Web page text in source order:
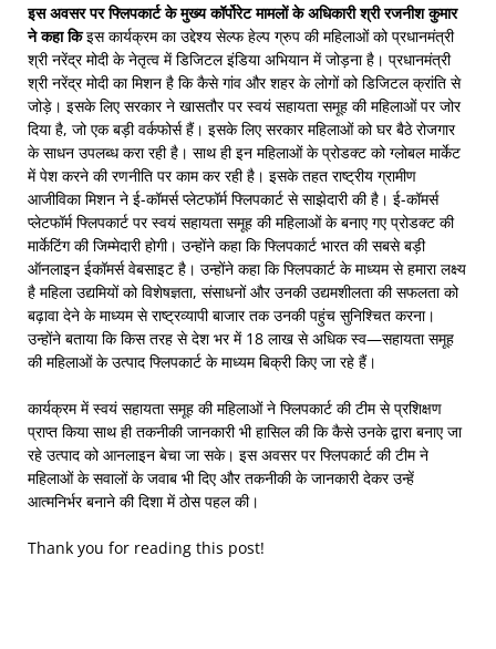
इस अवसर पर फ्लिपकार्ट के मुख्य कॉर्पोरेट मामलों के अधिकारी श्री रजनीश कुमार
ने कहा किइस कार्यक्रम का उद्देश्य सेल्फ हेल्प ग्रुप की महिलाओं को प्रधानमंत्री
श्री नरेंद्र मोदी के नेतृत्व में डिजिटल इंडिया अभियान में जोड़ना है। प्रधानमंत्री
श्री नरेंद्र मोदी का मिशन है कि कैसे गांव और शहर के लोगों को डिजिटल क्रांति से
जोड़े। इसके लिए सरकार ने खासतौर पर स्वयं सहायता समूह की महिलाओं पर जोर
दिया है, जो एक बड़ी वर्कफोर्स हैं। इसके लिए सरकार महिलाओं को घर बैठे रोजगार
के साधन उपलब्ध करा रही है। साथ ही इन महिलाओं के प्रोडक्ट को ग्लोबल मार्केट
में पेश करने की रणनीति पर काम कर रही है। इसके तहत राष्ट्रीय ग्रामीण
आजीविका मिशन ने ई-कॉमर्स प्लेटफॉर्म फ्लिपकार्ट से साझेदारी की है। ई-कॉमर्स
प्लेटफॉर्म फ्लिपकार्ट पर स्वयं सहायता समूह की महिलाओं के बनाए गए प्रोडक्ट की
मार्केटिंग की जिम्मेदारी होगी। उन्होंने कहा कि फ्लिपकार्ट भारत की सबसे बड़ी
ऑनलाइन ईकॉमर्स वेबसाइट है। उन्होंने कहा कि फ्लिपकार्ट के माध्यम से हमारा लक्ष्य
है महिला उद्यमियों को विशेषज्ञता, संसाधनों और उनकी उद्यमशीलता की सफलता को
बढ़ावा देने के माध्यम से राष्ट्रव्यापी बाजार तक उनकी पहुंच सुनिश्चित करना।
उन्होंने बताया कि किस तरह से देश भर में 18 लाख से अधिक स्व—सहायता समूह
की महिलाओं के उत्पाद फ्लिपकार्ट के माध्यम बिक्री किए जा रहे हैं।
कार्यक्रम में स्वयं सहायता समूह की महिलाओं ने फ्लिपकार्ट की टीम से प्रशिक्षण
प्राप्त किया साथ ही तकनीकी जानकारी भी हासिल की कि कैसे उनके द्वारा बनाए जा
रहे उत्पाद को आनलाइन बेचा जा सके। इस अवसर पर फ्लिपकार्ट की टीम ने
महिलाओं के सवालों के जवाब भी दिए और तकनीकी के जानकारी देकर उन्हें
आत्मनिर्भर बनाने की दिशा में ठोस पहल की।
Thank you for reading this post!